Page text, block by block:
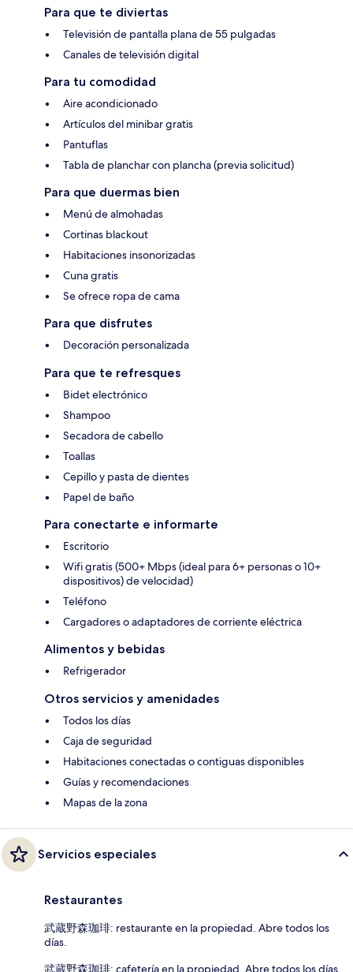
Para que te diviertas
Televisión de pantalla plana de 55 pulgadas
Canales de televisión digital
Para tu comodidad
Aire acondicionado
Artículos del minibar gratis
Pantuflas
Tabla de planchar con plancha (previa solicitud)
Para que duermas bien
Menú de almohadas
Cortinas blackout
Habitaciones insonorizadas
Cuna gratis
Se ofrece ropa de cama
Para que disfrutes
Decoración personalizada
Para que te refresques
Bidet electrónico
Shampoo
Secadora de cabello
Toallas
Cepillo y pasta de dientes
Papel de baño
Para conectarte e informarte
Escritorio
Wifi gratis (500+ Mbps (ideal para 6+ personas o 10+
dispositivos) de velocidad)
Teléfono
Cargadores o adaptadores de corriente eléctrica
Alimentos y bebidas
Refrigerador
Otros servicios y amenidades
Todos los días
Caja de seguridad
Habitaciones conectadas o contiguas disponibles
Guías y recomendaciones
Mapas de la zona
Servicios especiales
Restaurantes
武蔵野森珈琲: restaurante en la propiedad. Abre todos los
días.
武蔵野森珈琲: cafetería en la propiedad. Abre todos los días.